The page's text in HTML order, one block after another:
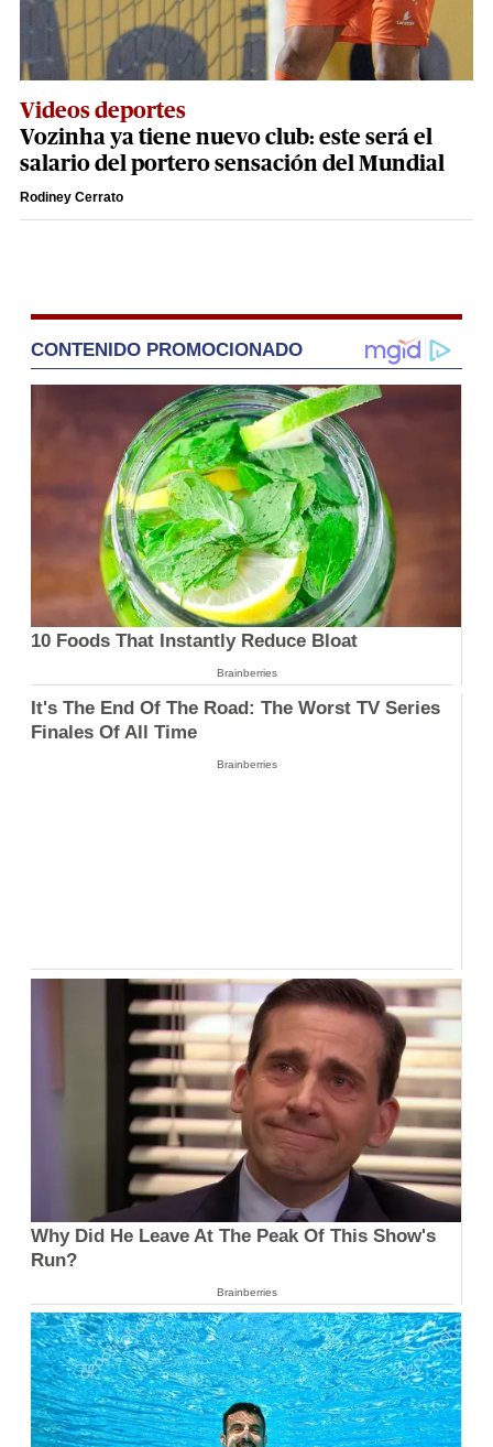
Videos deportes
Vozinha ya tiene nuevo club: este será el
salario del portero sensación del Mundial
Rodiney Cerrato
CONTENIDO PROMOCIONADO
10 Foods That Instantly Reduce Bloat
Brainberries
It's The End Of The Road: The Worst TV Series
Finales Of All Time
Brainberries
Why Did He Leave At The Peak Of This Show's
Run?
Brainberries